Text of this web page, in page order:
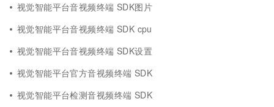
视觉智能平台音视频终端 SDK图片
视觉智能平台音视频终端 SDK cpu
视觉智能平台音视频终端 SDK设置
视觉智能平台官方音视频终端 SDK
视觉智能平台检测音视频终端 SDK